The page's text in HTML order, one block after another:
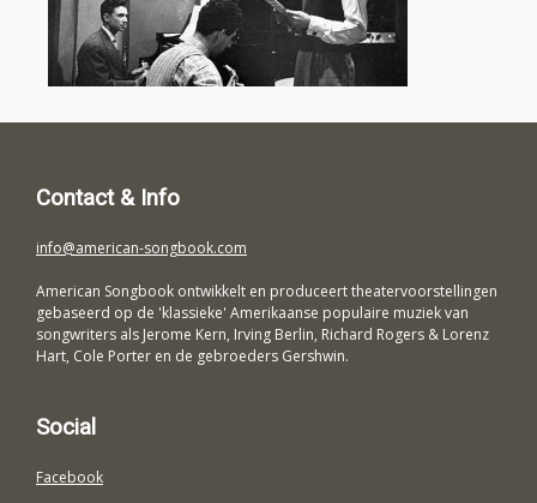
Contact & Info
info@american-songbook.com
American Songbook ontwikkelt en produceert theatervoorstellingen
gebaseerd op de 'klassieke' Amerikaanse populaire muziek van
songwriters als Jerome Kern, Irving Berlin, Richard Rogers & Lorenz
Hart, Cole Porter en de gebroeders Gershwin.
Social
Facebook